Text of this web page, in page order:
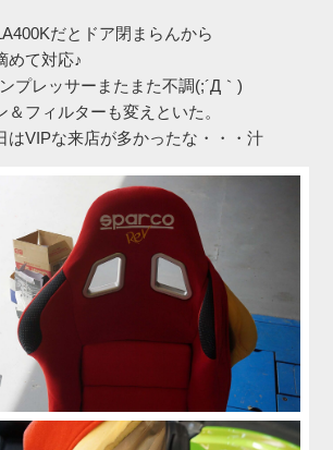
だとドア閉まらんから
めて対応♪
プレッサーまたまた不調(;´Д｀)
フィルターも変えといた。
はVIPな来店が多かったな・・・汁